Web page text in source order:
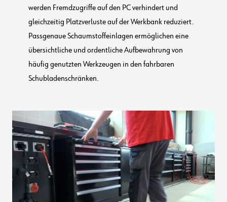
werden Fremdzugriffe auf den PC verhindert und
gleichzeitig Platzverluste auf der Werkbank reduziert.
Passgenaue Schaumstoffeinlagen ermöglichen eine
übersichtliche und ordentliche Aufbewahrung von
häufig genutzten Werkzeugen in den fahrbaren
Schubladenschränken.